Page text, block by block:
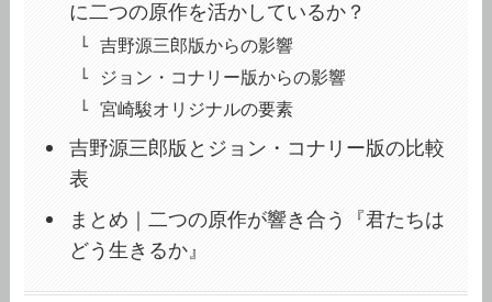
に二つの原作を活かしているか？
吉野源三郎版からの影響
ジョン・コナリー版からの影響
宮崎駿オリジナルの要素
吉野源三郎版とジョン・コナリー版の比較
表
まとめ｜二つの原作が響き合う『君たちは
どう生きるか』